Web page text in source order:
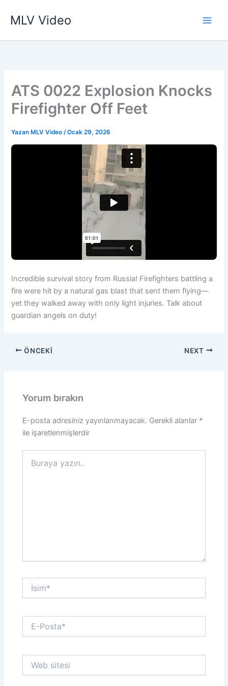
atlaMLV Video
ATS 0022 Explosion Knocks
Firefighter Off Feet
Yazan MLV Video/Ocak 29, 2026
Incredible survival story from Russia! Firefighters battling a
fire were hit by a natural gas blast that sent them flying—
yet they walked away with only light injuries. Talk about
guardian angels on duty!
ÖNCEKI NEXT
Yorum bırakın
E-posta adresiniz yayınlanmayacak. Gerekli alanlar *
ile işaretlenmişlerdir
yazın..
İsim*
Posta*
sitesi